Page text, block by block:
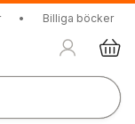
• Billiga böcker